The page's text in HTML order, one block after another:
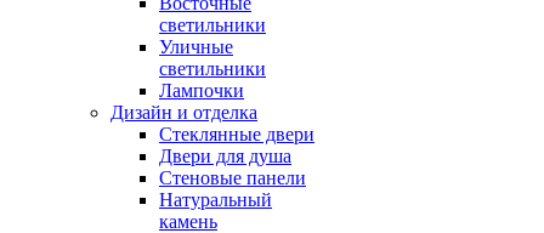
светильники
Уличные
светильники
Лампочки
Дизайн и отделка
Стеклянные двери
Двери для душа
Стеновые панели
Натуральный
камень